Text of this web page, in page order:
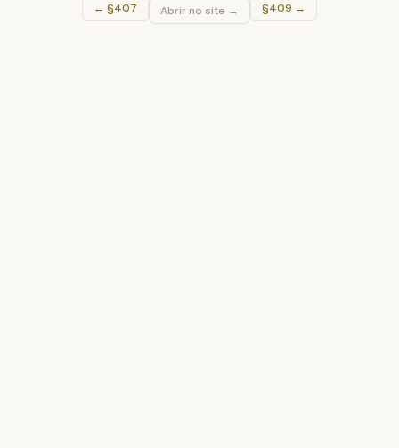
← §407 Abrir no site → §409 →